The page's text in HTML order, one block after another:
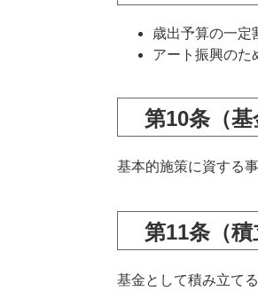
歳出予算の一定
アート振興のた
第10条（基
基本的施策に資する
第11条（積
基金として積み立て